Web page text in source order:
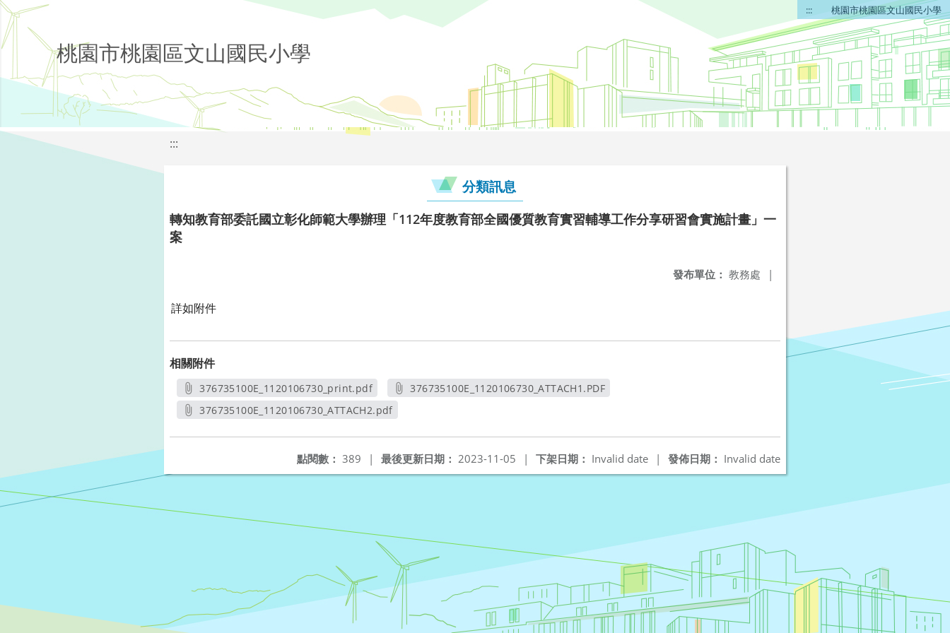
::: 桃園市桃園區文山國民小學
桃園市桃園區文山國民小學
:::
分類訊息
轉知教育部委託國立彰化師範大學辦理「112年度教育部全國優質教育實習輔導工作分享研習會實施計畫」一
案
發布單位： 教務處 |
詳如附件
相關附件
376735100E_1120106730_print.pdf
另開新視窗
376735100E_1120106730_ATTACH1.PDF
376735100E_1120106730_ATTACH2.pdf
發佈日期： Invalid date
下架日期： Invalid date |
最後更新日期： 2023-11-05 |
點閱數： 389 |